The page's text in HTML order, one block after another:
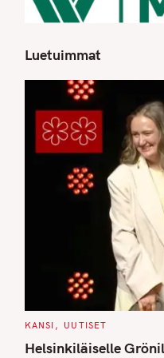
Luetuimmat
C
T
E
KANSI UUTISET
Helsinkiläiselle
S
: